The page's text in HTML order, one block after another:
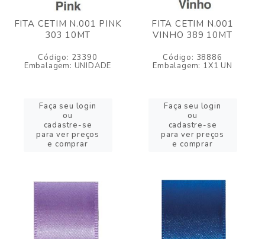
FITA CETIM N.001 PINK
303 10MT
Código: 23390
Embalagem: UNIDADE
Faça seu login
ou
cadastre-se
para ver preços
e comprar
FITA CETIM N.001
VINHO 389 10MT
Código: 38886
Embalagem: 1X1 UN
Faça seu login
ou
cadastre-se
para ver preços
e comprar